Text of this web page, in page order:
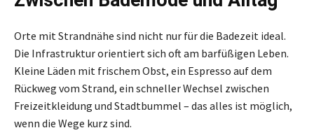
Orte mit Strandnähe sind nicht nur für die Badezeit ideal.
Die Infrastruktur orientiert sich oft am barfüßigen Leben.
Kleine Läden mit frischem Obst, ein Espresso auf dem
Rückweg vom Strand, ein schneller Wechsel zwischen
Freizeitkleidung und Stadtbummel – das alles ist möglich,
wenn die Wege kurz sind.